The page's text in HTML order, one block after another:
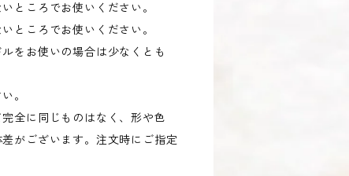
ところでお使いください。
ところでお使いください。
をお使いの場合は少なくとも
。
全に同じものはなく、形や色
がございます。注文時にご指定